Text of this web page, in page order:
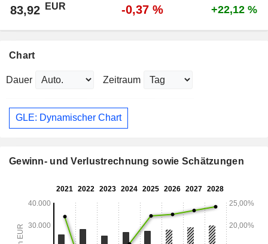
83,92 EUR -0,37 % +22,12 %
Chart
Dauer Zeitraum
GLE: Dynamischer Chart
Gewinn- und Verlustrechnung sowie Schätzungen